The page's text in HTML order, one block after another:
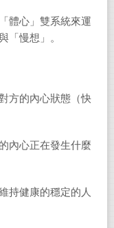
體心」雙系統來運
「慢想」。
方的內心狀態（快
內心正在發生什麼
持健康的穩定的人